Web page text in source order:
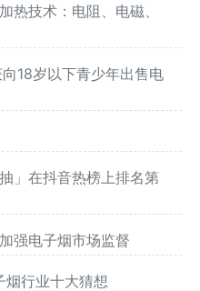
热技术：电阻、电磁、
18岁以下青少年出售电
」在抖音热榜上排名第
强电子烟市场监督
行业十大猜想